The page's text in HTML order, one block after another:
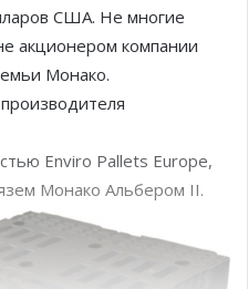
США. Не многие
акционером компании
Монако.
Enviro Pallets Europe,
Монако Альбером II.